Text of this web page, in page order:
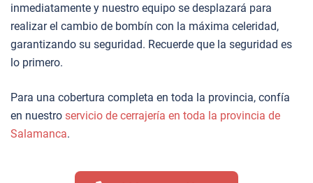
inmediatamente y nuestro equipo se desplazará para
realizar el cambio de bombín con la máxima celeridad,
garantizando su seguridad. Recuerde que la seguridad es
lo primero.
Para una cobertura completa en toda la provincia, confía
en nuestro servicio de cerrajería en toda la provincia de
Salamanca.